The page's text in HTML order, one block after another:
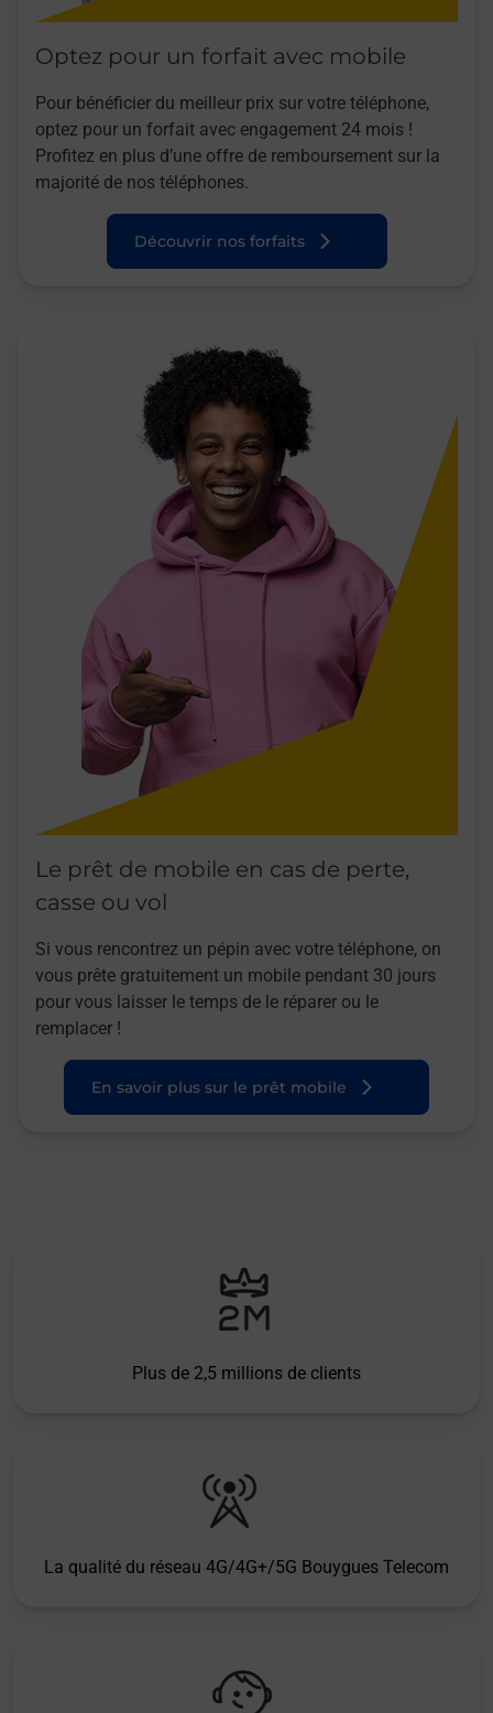
Optez pour un forfait avec mobile
Pour bénéficier du meilleur prix sur votre téléphone,
optez pour un forfait avec engagement 24 mois !
Profitez en plus d’une offre de remboursement sur la
majorité de nos téléphones.
Découvrir nos forfaits
Le prêt de mobile en cas de perte,
casse ou vol
Si vous rencontrez un pépin avec votre téléphone, on
vous prête gratuitement un mobile pendant 30 jours
pour vous laisser le temps de le réparer ou le
remplacer !
En savoir plus sur le prêt mobile
Plus de 2,5 millions de clients
La qualité du réseau 4G/4G+/5G Bouygues Telecom